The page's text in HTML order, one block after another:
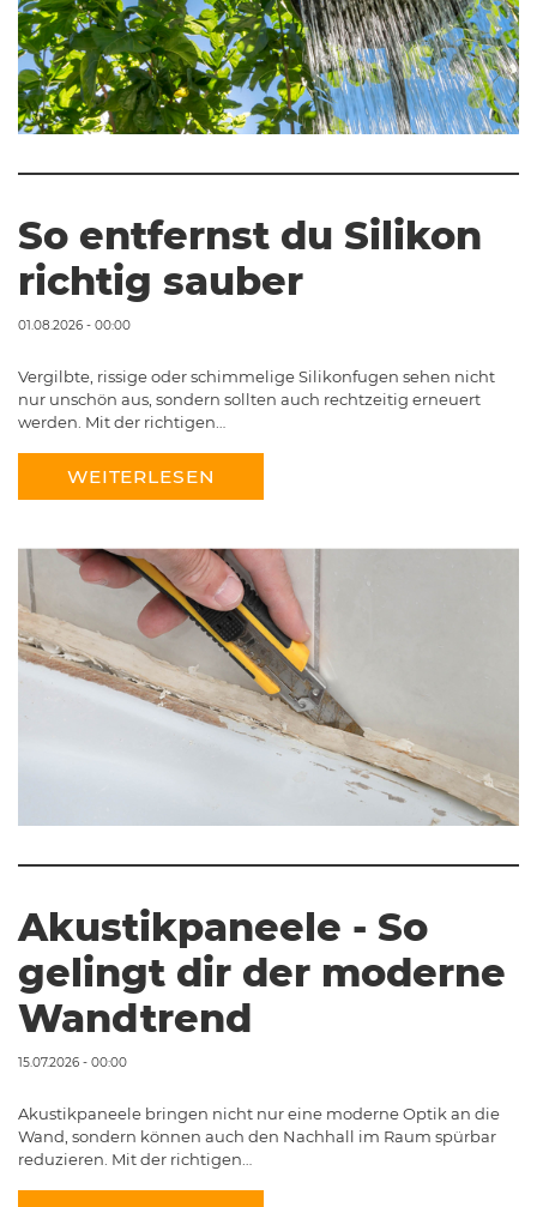
So entfernst du Silikon
richtig sauber
01.08.2026 - 00:00
Vergilbte, rissige oder schimmelige Silikonfugen sehen nicht
nur unschön aus, sondern sollten auch rechtzeitig erneuert
werden. Mit der richtigen…
WEITERLESEN
Akustikpaneele - So
gelingt dir der moderne
Wandtrend
15.07.2026 - 00:00
Akustikpaneele bringen nicht nur eine moderne Optik an die
Wand, sondern können auch den Nachhall im Raum spürbar
reduzieren. Mit der richtigen…